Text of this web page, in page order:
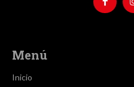
Menú
Inicio